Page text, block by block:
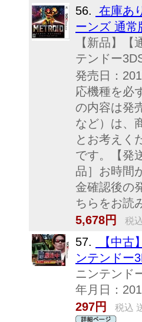
56.
在庫あ
ーンズ 通
【新品】
テンドー
発売日：
応機種を必
の内容は発
など）は、
とお考えく
です。【発
品］お時間
金確認後の
ちらをお読
5,678円
税
57.
【中古
ンテンドー
ニンテンド
年月日：
297円
税込